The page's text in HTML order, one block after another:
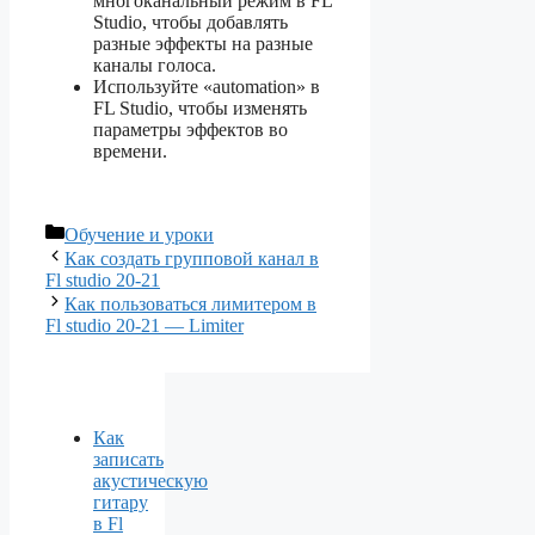
Studio, чтобы добавлять
разные эффекты на разные
каналы голоса.
Используйте «automation» в
FL Studio, чтобы изменять
параметры эффектов во
времени.
Рубрики
Обучение и уроки
Как создать групповой канал в
Fl studio 20-21
Как пользоваться лимитером в
Fl studio 20-21 — Limiter
Как
записать
акустическую
гитару
в Fl